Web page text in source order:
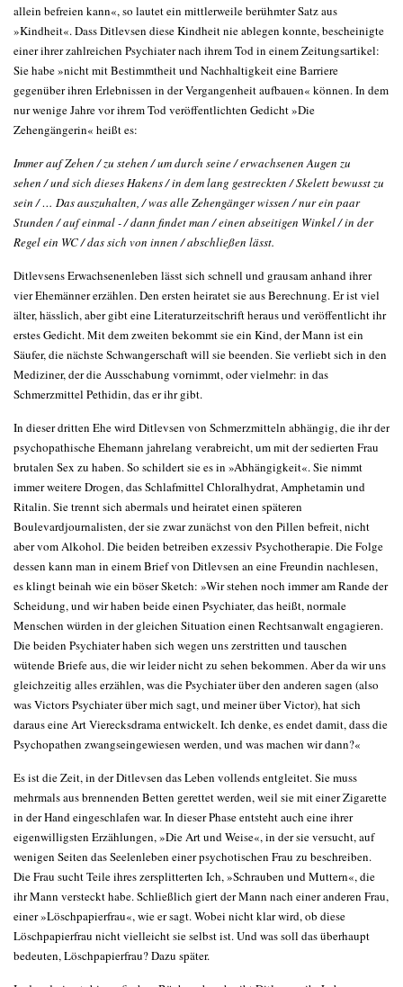
allein befreien kann«, so lautet ein mittlerweile berühmter Satz aus
»Kindheit«. Dass Ditlevsen diese Kindheit nie ablegen konnte, bescheinigte
einer ihrer zahlreichen Psychiater nach ihrem Tod in einem Zeitungsartikel:
Sie habe »nicht mit Bestimmtheit und Nachhaltigkeit eine Barriere
gegenüber ihren Erlebnissen in der Vergangenheit aufbauen« können. In dem
nur wenige Jahre vor ihrem Tod veröffentlichten Gedicht »Die
Zehengängerin« heißt es:
Immer auf Zehen / zu stehen / um durch seine / erwachsenen Augen zu
sehen / und sich dieses Hakens / in dem lang gestreckten / Skelett bewusst zu
sein / … Das auszuhalten, / was alle Zehengänger wissen / nur ein paar
Stunden / auf einmal - / dann findet man / einen abseitigen Winkel / in der
Regel ein WC / das sich von innen / abschließen lässt.
Ditlevsens Erwachsenenleben lässt sich schnell und grausam anhand ihrer
vier Ehemänner erzählen. Den ersten heiratet sie aus Berechnung. Er ist viel
älter, hässlich, aber gibt eine Literaturzeitschrift heraus und veröffentlicht ihr
erstes Gedicht. Mit dem zweiten bekommt sie ein Kind, der Mann ist ein
Säufer, die nächste Schwangerschaft will sie beenden. Sie verliebt sich in den
Mediziner, der die Ausschabung vornimmt, oder vielmehr: in das
Schmerzmittel Pethidin, das er ihr gibt.
In dieser dritten Ehe wird Ditlevsen von Schmerzmitteln abhängig, die ihr der
psychopathische Ehemann jahrelang verabreicht, um mit der sedierten Frau
brutalen Sex zu haben. So schildert sie es in »Abhängigkeit«. Sie nimmt
immer weitere Drogen, das Schlafmittel Chloralhydrat, Amphetamin und
Ritalin. Sie trennt sich abermals und heiratet einen späteren
Boulevardjournalisten, der sie zwar zunächst von den Pillen befreit, nicht
aber vom Alkohol. Die beiden betreiben exzessiv Psychotherapie. Die Folge
dessen kann man in einem Brief von Ditlevsen an eine Freundin nachlesen,
es klingt beinah wie ein böser Sketch: »Wir stehen noch immer am Rande der
Scheidung, und wir haben beide einen Psychiater, das heißt, normale
Menschen würden in der gleichen Situation einen Rechtsanwalt engagieren.
Die beiden Psychiater haben sich wegen uns zerstritten und tauschen
wütende Briefe aus, die wir leider nicht zu sehen bekommen. Aber da wir uns
gleichzeitig alles erzählen, was die Psychiater über den anderen sagen (also
was Victors Psychiater über mich sagt, und meiner über Victor), hat sich
daraus eine Art Vierecksdrama entwickelt. Ich denke, es endet damit, dass die
Psychopathen zwangseingewiesen werden, und was machen wir dann?«
Es ist die Zeit, in der Ditlevsen das Leben vollends entgleitet. Sie muss
mehrmals aus brennenden Betten gerettet werden, weil sie mit einer Zigarette
in der Hand eingeschlafen war. In dieser Phase entsteht auch eine ihrer
eigenwilligsten Erzählungen, »Die Art und Weise«, in der sie versucht, auf
wenigen Seiten das Seelenleben einer psychotischen Frau zu beschreiben.
Die Frau sucht Teile ihres zersplitterten Ich, »Schrauben und Muttern«, die
ihr Mann versteckt habe. Schließlich giert der Mann nach einer anderen Frau,
einer »Löschpapierfrau«, wie er sagt. Wobei nicht klar wird, ob diese
Löschpapierfrau nicht vielleicht sie selbst ist. Und was soll das überhaupt
bedeuten, Löschpapierfrau? Dazu später.